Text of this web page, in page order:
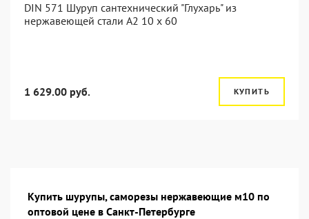
DIN 571 Шуруп сантехнический "Глухарь" из
нержавеющей стали А2 10 x 60
1 629.00 руб. КУПИТЬ
Купить шурупы, саморезы нержавеющие м10 по
оптовой цене в Санкт-Петербурге